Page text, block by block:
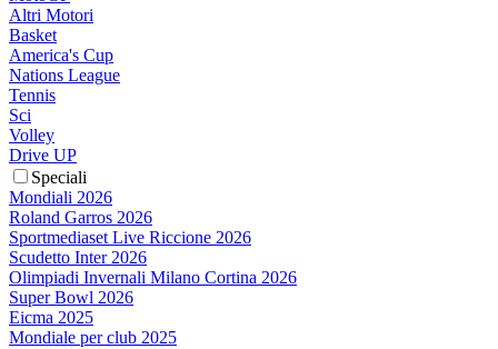
Altri Motori
Basket
America's Cup
Nations League
Tennis
Sci
Volley
Drive UP
Speciali
Mondiali 2026
Roland Garros 2026
Sportmediaset Live Riccione 2026
Scudetto Inter 2026
Olimpiadi Invernali Milano Cortina 2026
Super Bowl 2026
Eicma 2025
Mondiale per club 2025